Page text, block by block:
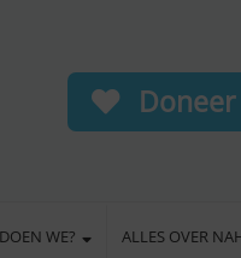
WE? ALLES OVER